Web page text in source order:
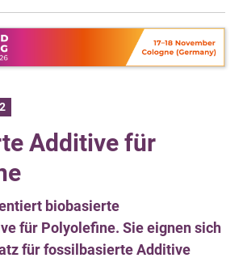
Additive für
biobasierte
für Polyolefine. Sie eignen sich
für fossilbasierte Additive